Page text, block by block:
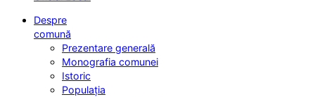
Despre
comună
Prezentare generală
Monografia comunei
Istoric
Populația